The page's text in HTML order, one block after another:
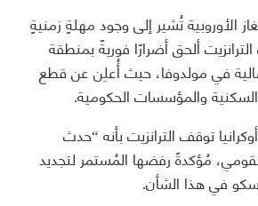
الأوروبية تُشير إلى وجود مهلةٍ زمنيةٍ
ألحق أضرارًا فوريةً بمنطقة
في مولدوفا، حيث أُعلِن عن قطع
السكنية والمؤسسات الحكومية.
توقف الترانزيت بأنه “حدث
مُؤكدةً رفضها المُستمر لتجديد
في هذا الشأن.